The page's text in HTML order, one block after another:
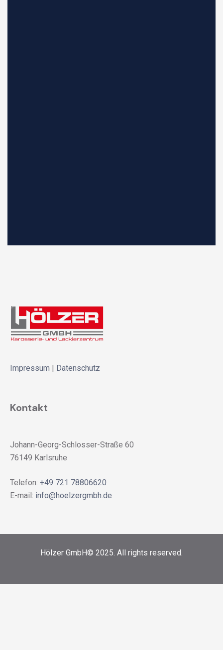
Impressum | Datenschutz
Kontakt
Johann-Georg-Schlosser-Straße 60
76149 Karlsruhe
Telefon: +49 721 78806620
E-mail: info@hoelzergmbh.de
Hölzer GmbH© 2025. All rights reserved.